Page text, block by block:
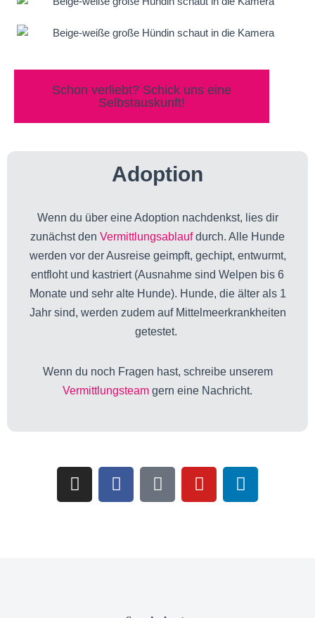
Schon verliebt? Schick uns eine
Selbstauskunft!
Adoption
Wenn du über eine Adoption nachdenkst, lies dir
zunächst den Vermittlungsablaufdurch. Alle Hunde
werden vor der Ausreise geimpft, gechipt, entwurmt,
entfloht und kastriert (Ausnahme sind Welpen bis 6
Monate und sehr alte Hunde). Hunde, die älter als 1
Jahr sind, werden zudem auf Mittelmeerkrankheiten
getestet.
Wenn du noch Fragen hast, schreibe unserem
Vermittlungsteam gern eine Nachricht.